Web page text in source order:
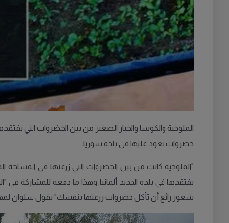
الملوخية والكوسا والخيار الصغير من بين الخضروات التي
خضروات تعود عليها في بلده سوريا.
"الملوخية كانت من بين الخضروات التي زرعتها في المساحة
يفتقدها في بلده الجديد ألمانيا. وهذا ما دفعه للمشاركة في
شعور رائع أن تأكل خضروات زرعتها بنفسك" يقول سلوان